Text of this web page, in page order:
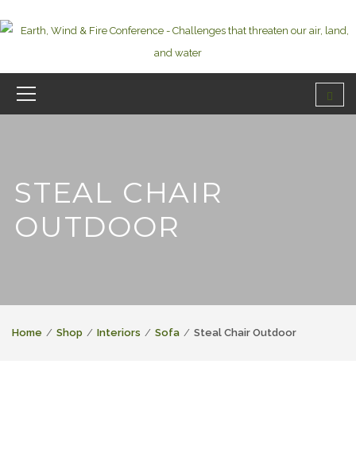
STEAL CHAIR
OUTDOOR
Home Shop Interiors Sofa Steal Chair Outdoor